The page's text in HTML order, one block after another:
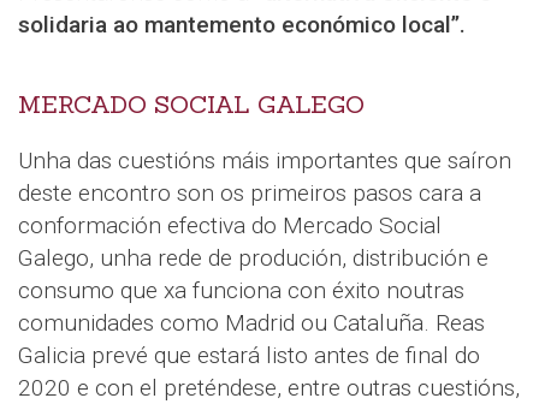
solidaria ao mantemento económico local”.
MERCADO SOCIAL GALEGO
Unha das cuestións máis importantes que saíron
deste encontro son os primeiros pasos cara a
conformación efectiva do Mercado Social
Galego, unha rede de produción, distribución e
consumo que xa funciona con éxito noutras
comunidades como Madrid ou Cataluña. Reas
Galicia prevé que estará listo antes de final do
2020 e con el preténdese, entre outras cuestións,